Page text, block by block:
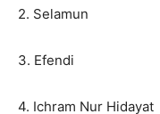
2. Selamun
3. Efendi
4. Ichram Nur Hidayat